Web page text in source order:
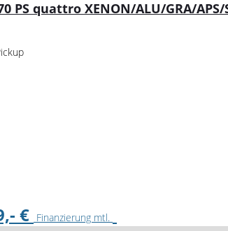
PS quattro XENON/ALU/GRA/APS/
€ Finanzierung mtl.